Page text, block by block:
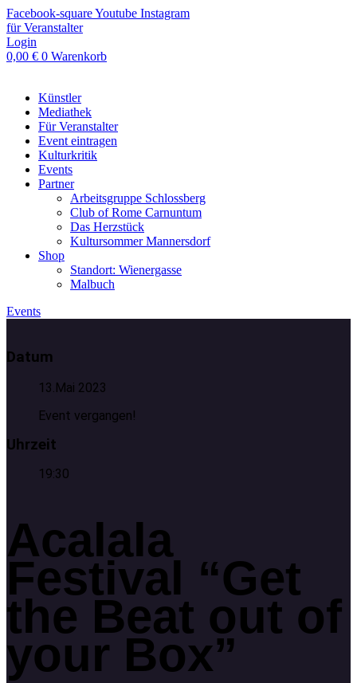
Zum
Inhalt
springen
Facebook-squareYoutube Instagram
für Veranstalter
Login
0,00 € 0 Warenkorb
Künstler
Mediathek
Für Veranstalter
Event eintragen
Kulturkritik
Events
Partner
Arbeitsgruppe Schlossberg
Club of Rome Carnuntum
Das Herzstück
Kultursommer Mannersdorf
Shop
Standort: Wienergasse
Malbuch
Events
Datum
13.Mai 2023
Event vergangen!
Uhrzeit
19:30
Acalala
Festival “Get
the Beat out of
your Box”